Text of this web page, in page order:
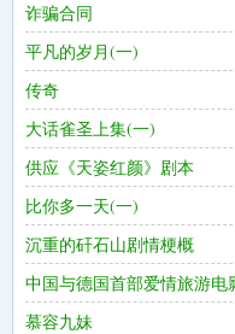
诈骗合同
平凡的岁月(一)
传奇
大话雀圣上集(一)
供应《天姿红颜》剧本
比你多一天(一)
沉重的矸石山剧情梗概
中国与德国首部爱情旅游电
慕容九妹